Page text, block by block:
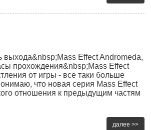
Effect Andromeda,
прохождения&nbsp;Mass Effect
от игры - все таки больше
что новая серия Mass Effect
отношения к предыдущим частям
далее >>